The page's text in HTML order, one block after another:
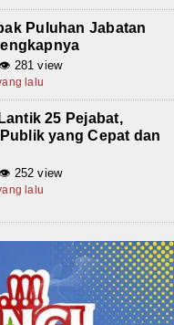
Puluhan Jabatan
281 view
lalu
25 Pejabat,
yang Cepat dan
252 view
lalu